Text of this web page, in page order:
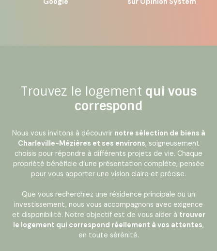
Trouvez le logement qui vous
correspond
Nous vous invitons à découvrir notre sélection de biens à
Charleville-Mézières et ses environs, soigneusement
choisis pour répondre à différents projets de vie. Chaque
propriété bénéficie d’une présentation complète, pensée
pour vous apporter une vision claire et précise.
Que vous recherchiez une résidence principale ou un
investissement, nous vous accompagnons avec exigence
et disponibilité. Notre objectif est de vous aider à trouver
le logement qui correspond réellement à vos attentes,
en toute sérénité.